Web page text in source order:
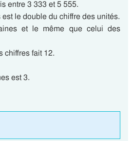
entre 3 333 et 5 555.
le double du chiffre des unités.
et le même que celui des
chiffres fait 12.
est 3.